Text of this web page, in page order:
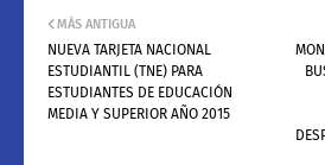
MÁS ANTIGUA
NUEVA TARJETA NACIONAL
ESTUDIANTIL (TNE) PARA
ESTUDIANTES DE EDUCACIÓN
MEDIA Y SUPERIOR AÑO 2015